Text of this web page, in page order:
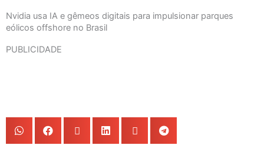
Nvidia usa IA e gêmeos digitais para impulsionar parques
eólicos offshore no Brasil
PUBLICIDADE